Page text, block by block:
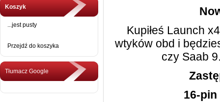
Koszyk
...jest pusty
Przejdź do koszyka
Tłumacz Google
Kupiłeś Launch
wtyków obd i
czy Saab
16-pin